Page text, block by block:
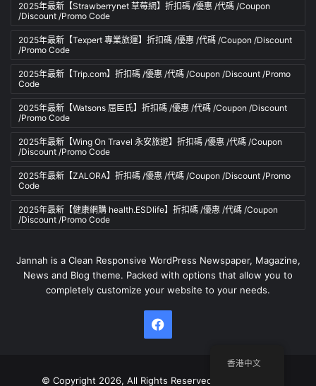
2025年最新【Strawberrynet 草莓網】折扣碼 /優惠 /代碼 /Coupon
/Discount /Promo Code
2025年最新【Texpert 專業旅運】折扣碼 /優惠 /代碼 /Coupon /Discount
/Promo Code
2025年最新【Trip.com】折扣碼 /優惠 /代碼 /Coupon /Discount /Promo
Code
2025年最新【Watsons 屈臣氏】折扣碼 /優惠 /代碼 /Coupon /Discount
/Promo Code
2025年最新【Wing On Travel 永安旅遊】折扣碼 /優惠 /代碼 /Coupon
/Discount /Promo Code
2025年最新【ZALORA】折扣碼 /優惠 /代碼 /Coupon /Discount /Promo
Code
2025年最新【健康網購 health.ESDlife】折扣碼 /優惠 /代碼 /Coupon
/Discount /Promo Code
Jannah is a Clean Responsive WordPress Newspaper, Magazine,
News and Blog theme. Packed with options that allow you to
completely customize your website to your needs.
© Copyright 2026, All Rights Reserved | Member of
香港中文